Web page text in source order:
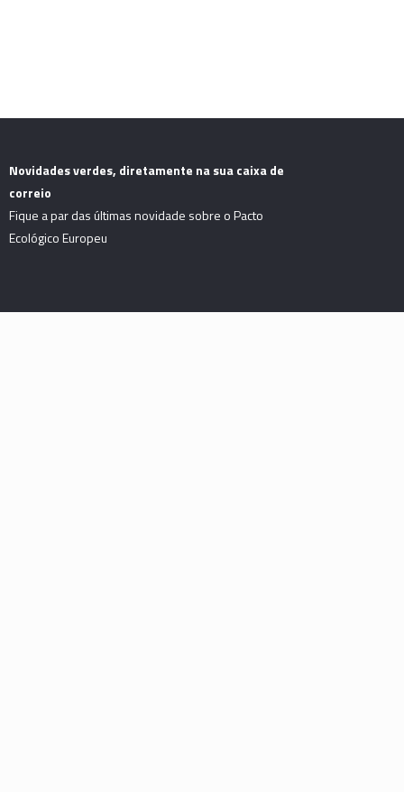
Novidades verdes, diretamente na sua caixa de
correio
Fique a par das últimas novidade sobre o Pacto
Ecológico Europeu